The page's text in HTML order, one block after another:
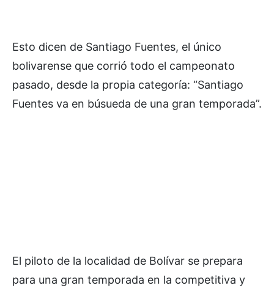
Esto dicen de Santiago Fuentes, el único
bolivarense que corrió todo el campeonato
pasado, desde la propia categoría: “Santiago
Fuentes va en búsueda de una gran temporada”.
El piloto de la localidad de Bolívar se prepara
para una gran temporada en la competitiva y